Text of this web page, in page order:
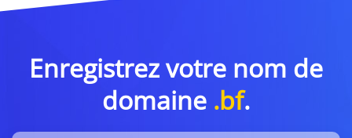
Enregistrez votre nom de
domaine .bf.